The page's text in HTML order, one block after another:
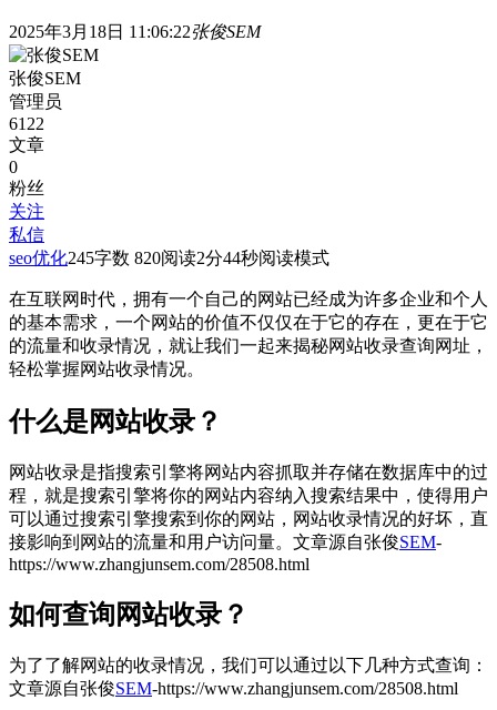
2025年3月18日 11:06:22张俊SEM
张俊SEM
管理员
6122
文章
0
粉丝
关注
私信
seo优化245字数 820阅读2分44秒阅读模式
在互联网时代，拥有一个自己的网站已经成为许多企业和个人
的基本需求，一个网站的价值不仅仅在于它的存在，更在于它
的流量和收录情况，就让我们一起来揭秘网站收录查询网址，
轻松掌握网站收录情况。
什么是网站收录？
网站收录是指搜索引擎将网站内容抓取并存储在数据库中的过
程，就是搜索引擎将你的网站内容纳入搜索结果中，使得用户
可以通过搜索引擎搜索到你的网站，网站收录情况的好坏，直
接影响到网站的流量和用户访问量。 文章源自张俊SEM-
https://www.zhangjunsem.com/28508.html
如何查询网站收录？
为了了解网站的收录情况，我们可以通过以下几种方式查询：
文章源自张俊SEM-https://www.zhangjunsem.com/28508.html